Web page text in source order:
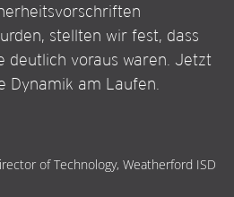
stellten wir fest, dass
deutlich voraus waren. Jetzt
Dynamik am Laufen.
of Technology, Weatherford ISD